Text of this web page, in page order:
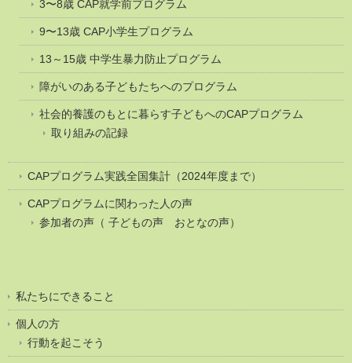
3〜8歳 CAP就学前プログラム
9〜13歳 CAP小学生プログラム
13～15歳 中学生暴力防止プログラム
障がいのある子どもたちへのプログラム
社会的養護のもとに暮らす子どもへのCAPプログラム
取り組みの記録
CAPプログラム実践全国集計（2024年度まで）
CAPプログラムに関わった人の声
参加者の声（ 子どもの声 おとなの声）
私たちにできること
個人の方
行動を起こそう